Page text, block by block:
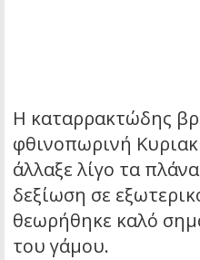
Η καταρρακτώδης
φθινοπωρινή
άλλαξε λίγο τα
δεξίωση σε
θεωρήθηκε καλό
του γάμου.